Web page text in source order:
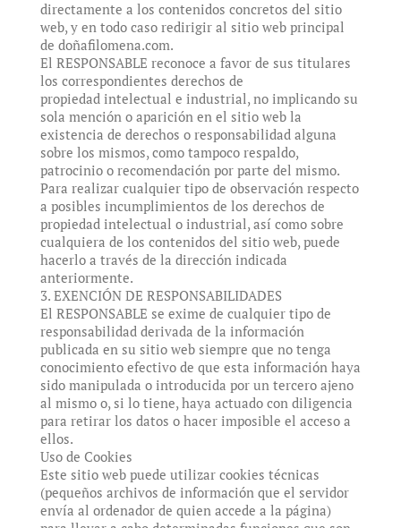
directamente a los contenidos concretos del sitio
web, y en todo caso redirigir al sitio web principal
de doñafilomena.com.
El RESPONSABLE reconoce a favor de sus titulares
los correspondientes derechos de
propiedad intelectual e industrial, no implicando su
sola mención o aparición en el sitio web la
existencia de derechos o responsabilidad alguna
sobre los mismos, como tampoco respaldo,
patrocinio o recomendación por parte del mismo.
Para realizar cualquier tipo de observación respecto
a posibles incumplimientos de los derechos de
propiedad intelectual o industrial, así como sobre
cualquiera de los contenidos del sitio web, puede
hacerlo a través de la dirección indicada
anteriormente.
3. EXENCIÓN DE RESPONSABILIDADES
El RESPONSABLE se exime de cualquier tipo de
responsabilidad derivada de la información
publicada en su sitio web siempre que no tenga
conocimiento efectivo de que esta información haya
sido manipulada o introducida por un tercero ajeno
al mismo o, si lo tiene, haya actuado con diligencia
para retirar los datos o hacer imposible el acceso a
ellos.
Uso de Cookies
Este sitio web puede utilizar cookies técnicas
(pequeños archivos de información que el servidor
envía al ordenador de quien accede a la página)